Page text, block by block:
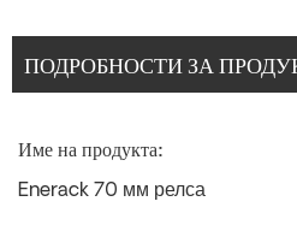
ПОДРОБНОСТИ ЗА
Име на продукта:
Enerack 70 мм релса